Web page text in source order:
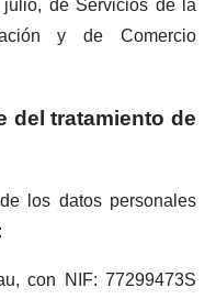
de Servicios de la
y de Comercio
del tratamiento de
los datos personales
con NIF: 77299473S